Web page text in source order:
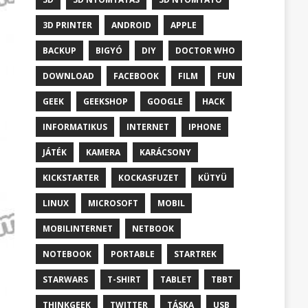
3D PRINTER ANDROID APPLE
BACKUP BIGYÓ DIY DOCTOR WHO
DOWNLOAD FACEBOOK FILM FUN
GEEK GEEKSHOP GOOGLE HACK
INFORMATIKUS INTERNET IPHONE
JÁTÉK KAMERA KARÁCSONY
KICKSTARTER KOCKASFUZET KÜTYÜ
LINUX MICROSOFT MOBIL
MOBILINTERNET NETBOOK
NOTEBOOK PORTABLE STARTREK
STARWARS T-SHIRT TABLET TBBT
THINKGEEK TWITTER TÁSKA USB